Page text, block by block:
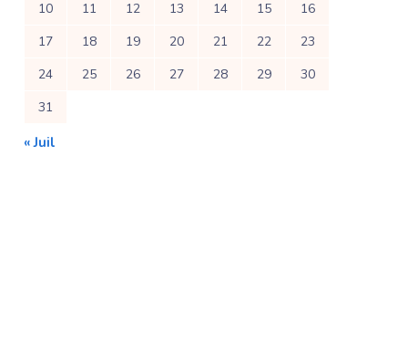
10 11 12 13 14 15
16
17
18 19 20 21 22
23
24
25 26 27 28 29
30
31
« Juil